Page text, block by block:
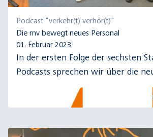
Podcast "verkehr(t) verhör(t)"
Die rnv bewegt neues Personal
01. Februar 2023
In der ersten Folge der sechsten
Podcasts sprechen wir über die
Quereinsteiger" der rnv auf